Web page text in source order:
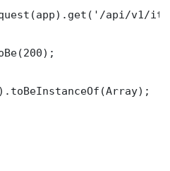
api/v1/